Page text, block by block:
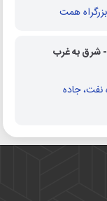
باشگاه نفت، جاده